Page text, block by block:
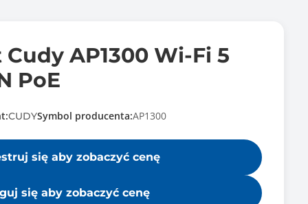
AP1300 Wi-Fi 5
PoE
CUDYSymbol producenta:AP1300
się aby zobaczyć cenę
się aby zobaczyć cenę